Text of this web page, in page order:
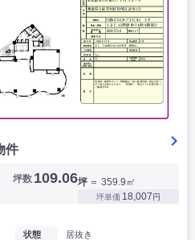
件
坪数 109.06坪 ＝ 359.9㎡
坪単価 18,007円
状態
居抜き